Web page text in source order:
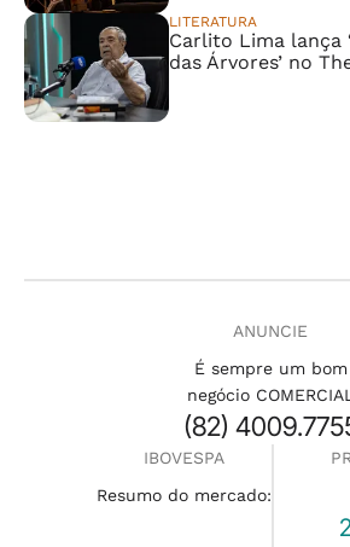
LITERATURA
Carlito Lima lança
das Árvores’ no
ANUNCIE
É sempre um bom
negócio COMERCIAL
(82)
IBOVESPA
Resumo do mercado: